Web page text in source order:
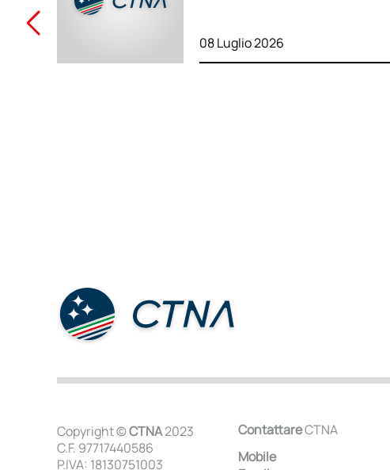
08 Luglio 2026
Copyright ©CTNA2023
C.F. 97717440586
P.IVA: 18130751003
ContattareCTNA
Mobile